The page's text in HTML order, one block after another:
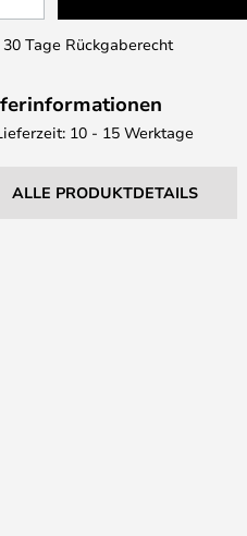
30 Tage Rückgaberecht
10 - 15 Werktage
ALLE PRODUKTDETAILS